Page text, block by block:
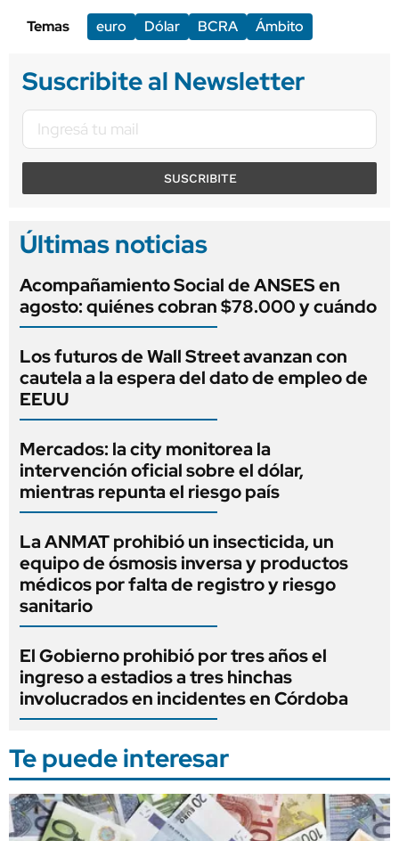
Temas
euro Dólar BCRA Ámbito
Suscribite al Newsletter
SUSCRIBITE
Últimas noticias
Acompañamiento Social de ANSES en
agosto: quiénes cobran $78.000 y cuándo
Los futuros de Wall Street avanzan con
cautela a la espera del dato de empleo de
EEUU
Mercados: la city monitorea la
intervención oficial sobre el dólar,
mientras repunta el riesgo país
La ANMAT prohibió un insecticida, un
equipo de ósmosis inversa y productos
médicos por falta de registro y riesgo
sanitario
El Gobierno prohibió por tres años el
ingreso a estadios a tres hinchas
involucrados en incidentes en Córdoba
Te puede interesar